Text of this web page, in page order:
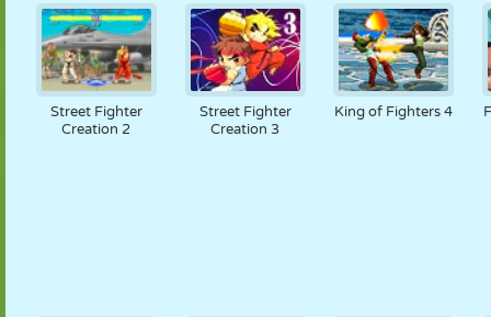
Street Fighter
Creation 2
Street Fighter
Creation 3
King of Fighters 4